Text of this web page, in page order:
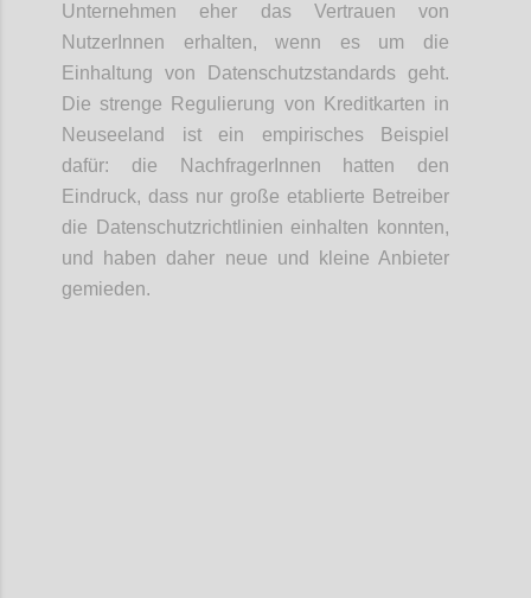
Unternehmen eher das Vertrauen von
NutzerInnen erhalten, wenn es um die
Einhaltung von Datenschutzstandards geht.
Die strenge Regulierung von Kreditkarten in
Neuseeland ist ein empirisches Beispiel
dafür: die NachfragerInnen hatten den
Eindruck, dass nur große etablierte Betreiber
die Datenschutzrichtlinien einhalten konnten,
und haben daher neue und kleine Anbieter
gemieden.